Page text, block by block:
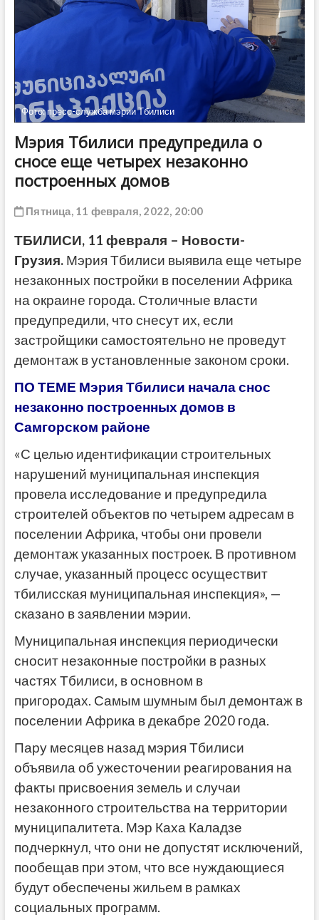
Фото: пресс-служба мэрии Тбилиси
Мэрия Тбилиси предупредила о
сносе еще четырех незаконно
построенных домов
Пятница, 11 февраля, 2022, 20:00
ТБИЛИСИ, 11 февраля – Новости-
Грузия.Мэрия Тбилиси выявила еще четыре
незаконных постройки в поселении Африка
на окраине города. Столичные власти
предупредили, что снесут их, если
застройщики самостоятельно не проведут
демонтаж в установленные законом сроки.
ПО ТЕМЕ Мэрия Тбилиси начала снос
незаконно построенных домов в
Самгорском районе
«С целью идентификации строительных
нарушений муниципальная инспекция
провела исследование и предупредила
строителей объектов по четырем адресам в
поселении Африка, чтобы они провели
демонтаж указанных построек. В противном
случае, указанный процесс осуществит
тбилисская муниципальная инспекция», —
сказано в заявлении мэрии.
Муниципальная инспекция периодически
сносит незаконные постройки в разных
частях Тбилиси, в основном в
пригородах. Самым шумным был демонтаж в
поселении Африка в декабре 2020 года.
Пару месяцев назад мэрия Тбилиси
объявила об ужесточении реагирования на
факты присвоения земель и случаи
незаконного строительства на территории
муниципалитета. Мэр Каха Каладзе
подчеркнул, что они не допустят исключений,
пообещав при этом, что все нуждающиеся
будут обеспечены жильем в рамках
социальных программ.